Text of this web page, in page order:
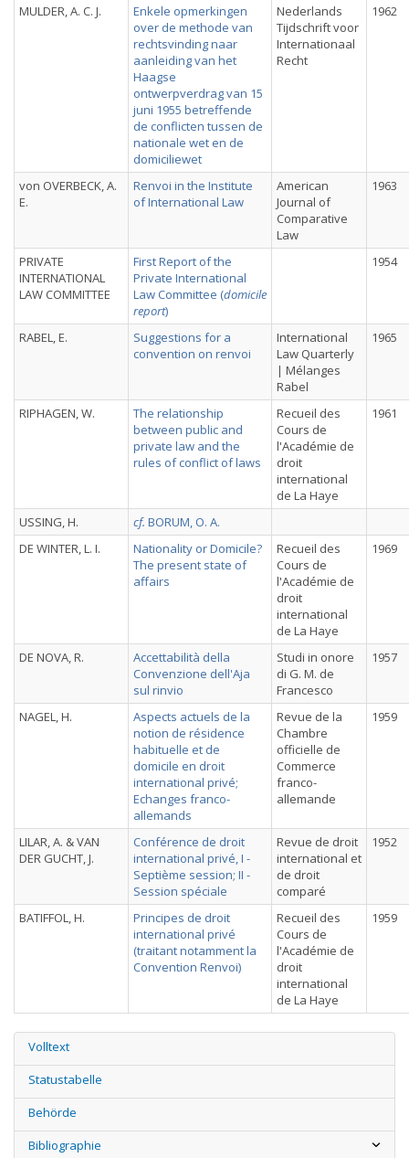
MULDER, A. C. J.
Enkele opmerkingen
over de methode van
rechtsvinding naar
aanleiding van het
Haagse
ontwerpverdrag van 15
juni 1955 betreffende
de conflicten tussen de
nationale wet en de
domiciliewet
Nederlands
Tijdschrift voor
Internationaal
Recht
1962
von OVERBECK, A.
E.
Renvoi in the Institute
of International Law
American
Journal of
Comparative
Law
1963
PRIVATE
INTERNATIONAL
LAW COMMITTEE
First Report of the
Private International
Law Committee (domicile
report)
1954
RABEL, E.
Suggestions for a
convention on renvoi
International
Law Quarterly
| Mélanges
Rabel
1965
RIPHAGEN, W.
The relationship
between public and
private law and the
rules of conflict of laws
Recueil des
Cours de
l'Académie de
droit
international
de La Haye
1961
USSING, H. cf. BORUM, O. A.
DE WINTER, L. I.
Nationality or Domicile?
The present state of
affairs
Recueil des
Cours de
l'Académie de
droit
international
de La Haye
1969
DE NOVA, R.
Accettabilità della
Convenzione dell'Aja
sul rinvio
Studi in onore
di G. M. de
Francesco
1957
NAGEL, H.
Aspects actuels de la
notion de résidence
habituelle et de
domicile en droit
international privé;
Echanges franco-
allemands
Revue de la
Chambre
officielle de
Commerce
franco-
allemande
1959
LILAR, A. & VAN
DER GUCHT, J.
Conférence de droit
international privé, I -
Septième session; II -
Session spéciale
Revue de droit
international et
de droit
comparé
1952
BATIFFOL, H.
Principes de droit
international privé
(traitant notamment la
Convention Renvoi)
Recueil des
Cours de
l'Académie de
droit
international
de La Haye
1959
Volltext
Statustabelle
Behörde
Bibliographie